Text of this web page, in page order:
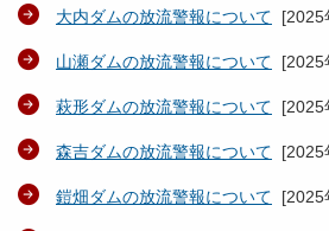
大内ダムの放流警報について [2025
山瀬ダムの放流警報について [2025
萩形ダムの放流警報について [2025
森吉ダムの放流警報について [2025
鎧畑ダムの放流警報について [2025